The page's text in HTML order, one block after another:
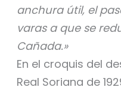
anchura útil, el
varas a que se
Cañada.»
En el croquis del
Real Soriana de